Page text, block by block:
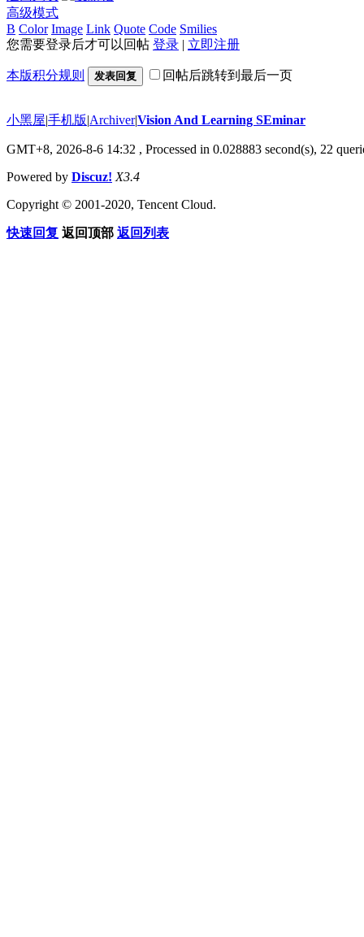
高级模式
B Color Image Link Quote Code Smilies
您需要登录后才可以回帖 登录 | 立即注册
本版积分规则 发表回复 回帖后跳转到最后一页
小黑屋|手机版|Archiver|Vision And Learning SEminar
GMT+8, 2026-8-6 14:32 , Processed in 0.028883 second(s), 22
Powered by Discuz! X3.4
Copyright © 2001-2020, Tencent Cloud.
快速回复 返回顶部 返回列表